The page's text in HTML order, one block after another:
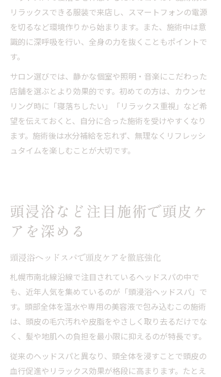
リラックスできる服装で来店し、スマートフォンの電源
を切るなど環境作りから始まります。また、施術中は意
識的に深呼吸を行い、全身の力を抜くこともポイントで
す。
サロン選びでは、静かな個室や照明・音楽にこだわった
店舗を選ぶとより効果的です。初めての方は、カウンセ
リング時に「寝落ちしたい」「リラックス重視」など希
望を伝えておくと、自分に合った施術を受けやすくなり
ます。施術後は水分補給を忘れず、無理なくリフレッシ
ュタイムを楽しむことが大切です。
頭浸浴など注目施術で頭皮ケ
アを深める
頭浸浴ヘッドスパで頭皮ケアを徹底強化
札幌市南北線沿線で注目されているヘッドスパの中で
も、近年人気を集めているのが「頭浸浴ヘッドスパ」で
す。頭部全体を温水や専用の美容液で包み込むこの施術
は、頭皮の毛穴汚れや皮脂をやさしく取り去るだけでな
く、髪や地肌への負担を最小限に抑えるのが特長です。
従来のヘッドスパと異なり、頭全体を浸すことで頭皮の
血行促進やリラックス効果が格段に高まります。たとえ